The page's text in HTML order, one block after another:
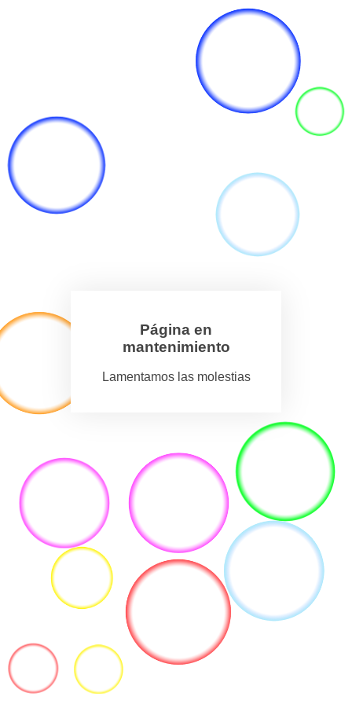
Página en
mantenimiento
Lamentamos las molestias